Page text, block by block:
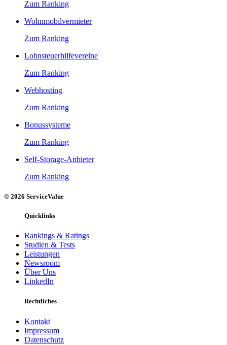
Zum Ranking
Wohnmobilvermieter
Zum Ranking
Lohnsteuerhilfevereine
Zum Ranking
Webhosting
Zum Ranking
Bonussysteme
Zum Ranking
Self-Storage-Anbieter
Zum Ranking
© 2026 ServiceValue
Quicklinks
Rankings & Ratings
Studien & Tests
Leistungen
Newsroom
Über Uns
LinkedIn
Rechtliches
Kontakt
Impressum
Datenschutz